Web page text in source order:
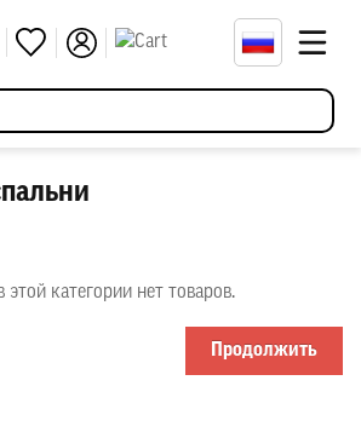
категории нет товаров.
Продолжить